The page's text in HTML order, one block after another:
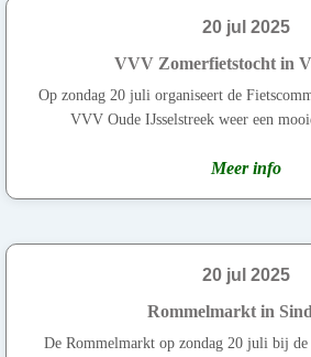
20 jul 2025
VVV Zomerfietstocht in
Op zondag 20 juli organiseert de
VVV Oude IJsselstreek weer een
Meer info
20 jul 2025
Rommelmarkt in
De Rommelmarkt op zondag 20 juli bij